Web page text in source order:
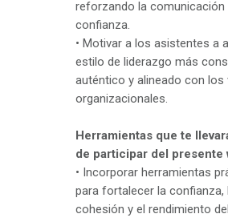
reforzando la comunicación
confianza.
• Motivar a los asistentes a
estilo de liderazgo más
auténtico y alineado con los
organizacionales.
Herramientas que te
de participar del presente
• Incorporar herramientas
para fortalecer la confianza,
cohesión y el rendimiento